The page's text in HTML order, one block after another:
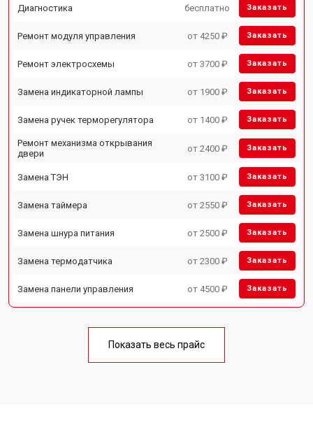
Диагностика бесплатно Заказать
Ремонт модуля управления от 4250 ₽ Заказать
Ремонт электросхемы от 3700 ₽ Заказать
Замена индикаторной лампы от 1900 ₽ Заказать
Замена ручек терморегулятора от 1400 ₽ Заказать
Ремонт механизма открывания
двери
от 2400 ₽ Заказать
Замена ТЭН от 3100 ₽ Заказать
Замена таймера от 2550 ₽ Заказать
Замена шнура питания от 2500 ₽ Заказать
Замена термодатчика от 2300 ₽ Заказать
Замена панели управления от 4500 ₽ Заказать
Показать весь прайс